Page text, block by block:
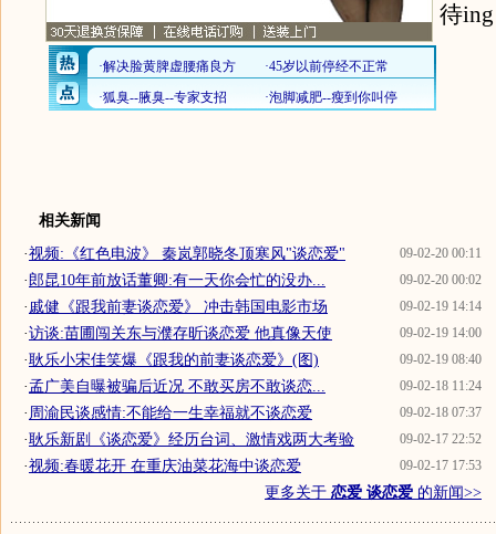
待
相关新闻
09-02-20 00:11
·视频:《红色电波》 秦岚郭晓冬顶寒风"谈恋爱"
09-02-20 00:02
·郎昆10年前放话董卿:有一天你会忙的没办...
09-02-19 14:14
·戚健《跟我前妻谈恋爱》 冲击韩国电影市场
09-02-19 14:00
·访谈:苗圃闯关东与濮存昕谈恋爱 他真像天使
09-02-19 08:40
·耿乐小宋佳笑爆《跟我的前妻谈恋爱》(图)
09-02-18 11:24
·孟广美自曝被骗后近况 不敢买房不敢谈恋...
09-02-18 07:37
· 周渝民谈感情:不能给一生幸福就不谈恋爱
09-02-17 22:52
·耿乐新剧《谈恋爱》经历台词、激情戏两大考验
09-02-17 17:53
·视频:春暖花开 在重庆油菜花海中谈恋爱
更多关于 恋爱 谈恋爱 的新闻>>